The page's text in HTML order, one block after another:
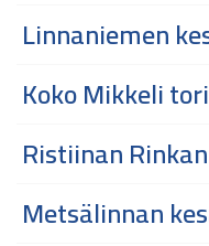
Linnaniemen
Koko Mikkeli
Ristiinan
Metsälinnan